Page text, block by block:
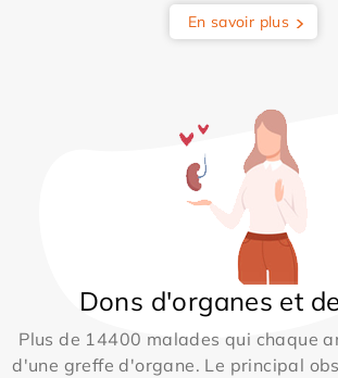
En savoir plus
Dons d'organes et
Plus de 14400 malades qui chaque
d'une greffe d'organe. Le principal